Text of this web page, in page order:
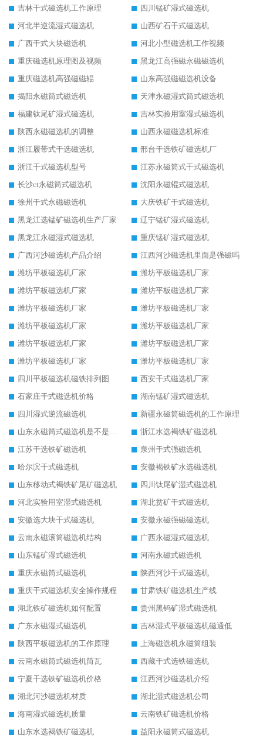
吉林干式磁选机工作原理
四川锰矿湿式磁选机
河北半逆流湿式磁选机
山西矿石干式磁选机
广西干式大块磁选机
河北小型磁选机工作视频
重庆磁选机原理图及视频
黑龙江高强磁永磁磁选机
重庆磁选机高强磁磁辊
山东高强磁磁选机设备
揭阳永磁筒式磁选机
天津永磁湿式筒式磁选机
福建钛尾矿湿式磁选机
吉林实验用室湿式磁选机
陕西永磁磁选机的调整
山西永磁磁选机标准
浙江履带式干选磁选机
邢台干选铁矿磁选机厂
浙江干式磁选机型号
江苏永磁筒式干式磁选机
长沙ct永磁筒式磁选机
沈阳永磁辊式磁选机
徐州干式永磁磁选机
大庆铁矿干式磁选机
黑龙江选锰矿磁选机生产厂家
辽宁锰矿湿式磁选机
黑龙江永磁湿式磁选机
重庆锰矿湿式磁选机
广西河沙磁选机产品介绍
江西河沙磁选机里面是强磁吗
潍坊平板磁选机厂家
潍坊平板磁选机厂家
潍坊平板磁选机厂家
潍坊平板磁选机厂家
潍坊平板磁选机厂家
潍坊平板磁选机厂家
潍坊平板磁选机厂家
潍坊平板磁选机厂家
潍坊平板磁选机厂家
潍坊平板磁选机厂家
潍坊平板磁选机厂家
潍坊平板磁选机厂家
四川平板磁选机磁铁排列图
西安干式磁选机厂家
石家庄干式磁选机价格
湖南锰矿湿式磁选机
四川湿式逆流磁选机
新疆永磁筒磁选机的工作原理
山东永磁筒式磁选机是不是强磁
浙江水选褐铁矿磁选机
江苏干选铁矿磁选机
泉州干式强磁选机
哈尔滨干式磁选机
安徽褐铁矿水选磁选机
山东移动式褐铁矿尾矿磁选机
四川钛尾矿湿式磁选机
河北实验用室湿式磁选机
湖北贫矿干式磁选机
安徽选大块干式磁选机
安徽永磁强磁磁选机
云南永磁滚筒磁选机结构
广西永磁湿式磁选机
山东锰矿湿式磁选机
河南永磁式磁选机
重庆永磁筒式磁选机
陕西河沙干式磁选机
重庆干式磁选机安全操作规程
甘肃铁矿磁选机生产线
湖北铁矿磁选机如何配置
贵州黑钨矿湿式磁选机
广东永磁湿式磁选机
吉林湿式平板磁选机磁通低
陕西平板磁选机的工作原理
上海磁选机永磁筒组装
云南永磁筒式磁选机筒瓦
西藏干式选铁磁选机
宁夏干选铁矿磁选机价格
江西河沙磁选机介绍
湖北河沙磁选机材质
湖北湿式磁选机公司
海南湿式磁选机质量
云南铁矿磁选机价格
山东水选褐铁矿磁选机
益阳永磁筒式磁选机